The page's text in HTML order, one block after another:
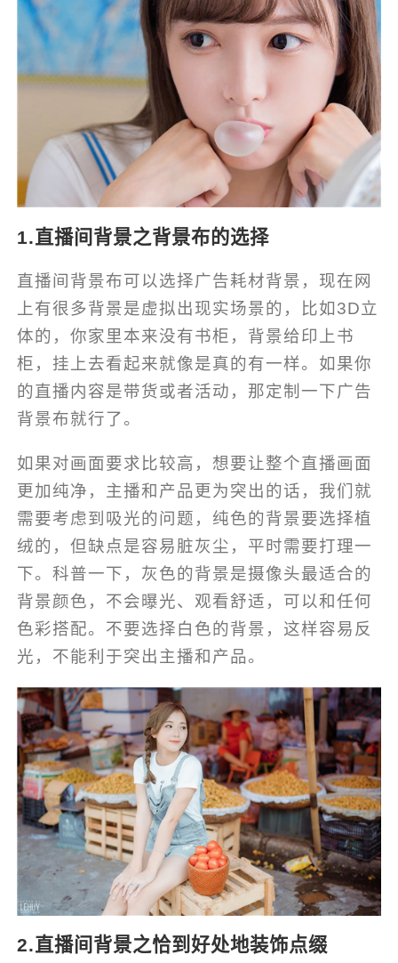
1.直播间背景之背景布的选择
直播间背景布可以选择广告耗材背景，现在网
上有很多背景是虚拟出现实场景的，比如3D立
体的，你家里本来没有书柜，背景给印上书
柜，挂上去看起来就像是真的有一样。如果你
的直播内容是带货或者活动，那定制一下广告
背景布就行了。
如果对画面要求比较高，想要让整个直播画面
更加纯净，主播和产品更为突出的话，我们就
需要考虑到吸光的问题，纯色的背景要选择植
绒的，但缺点是容易脏灰尘，平时需要打理一
下。科普一下，灰色的背景是摄像头最适合的
背景颜色，不会曝光、观看舒适，可以和任何
色彩搭配。不要选择白色的背景，这样容易反
光，不能利于突出主播和产品。
2.直播间背景之恰到好处地装饰点缀